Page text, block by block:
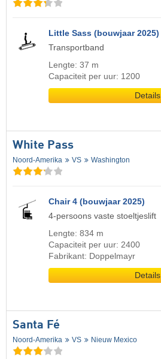
Little Sass (bouwjaar 2025)
Transportband
Lengte: 37 m
Capaciteit per uur: 1200
Details
White Pass
Noord-Amerika VS Washington
Chair 4 (bouwjaar 2025)
4-persoons vaste stoeltjeslift
Lengte: 834 m
Capaciteit per uur: 2400
Fabrikant: Doppelmayr
Details
Santa Fé
Noord-Amerika VS Nieuw Mexico